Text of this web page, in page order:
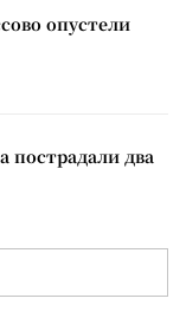
опустели
пострадали два